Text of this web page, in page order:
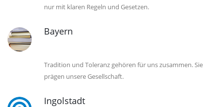
nur mit klaren Regeln und Gesetzen.
Bayern
Tradition und Toleranz gehören für uns zusammen. Sie
prägen unsere Gesellschaft.
Ingolstadt